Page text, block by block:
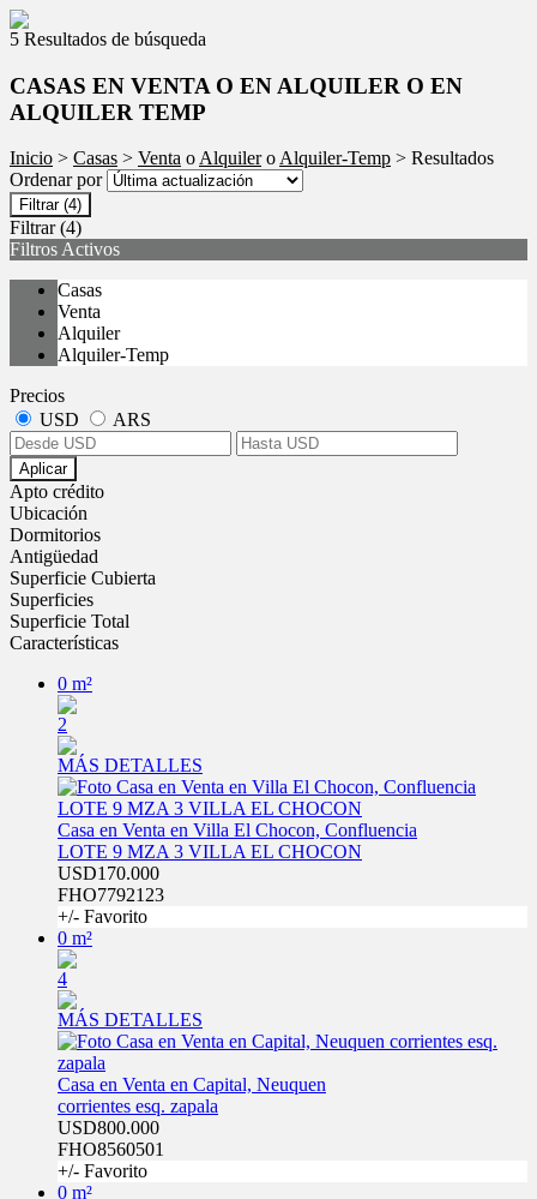
5 Resultados de búsqueda
CASAS EN VENTA O EN ALQUILER O EN
ALQUILER TEMP
Inicio > Casas > Venta oAlquileroAlquiler-Temp > Resultados
Ordenar por
Filtrar (4)
Filtrar (4)
Filtros Activos
Casas
Venta
Alquiler
Alquiler-Temp
Precios
USD
ARS
Aplicar
Apto crédito
Ubicación
Dormitorios
Antigüedad
Superficie Cubierta
Superficies
Superficie Total
Características
0 m²
2
MÁS DETALLES
Casa en Venta en Villa El Chocon, Confluencia
LOTE 9 MZA 3 VILLA EL CHOCON
USD170.000
FHO7792123
+/- Favorito
0 m²
4
MÁS DETALLES
Casa en Venta en Capital, Neuquen
corrientes esq. zapala
USD800.000
FHO8560501
+/- Favorito
0 m²